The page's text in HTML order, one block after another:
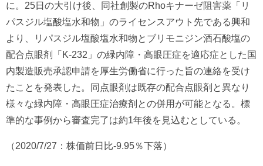
に。25日の大引け後、同社創製のRhoキナーゼ阻害薬「リ
パスジル塩酸塩水和物」のライセンスアウト先である興和
より、リパスジル塩酸塩水和物とブリモニジン酒石酸塩の
配合点眼剤「K-232」の緑内障・高眼圧症を適応症とした国
内製造販売承認申請を厚生労働省に行った旨の連絡を受け
たことを発表した。同点眼剤は既存の配合点眼剤と異なり
様々な緑内障・高眼圧症治療剤との併用が可能となる。標
準的な事例から審査完了は約1年後を見込むとしている。
（2020/7/27：株価前日比-9.95％下落）